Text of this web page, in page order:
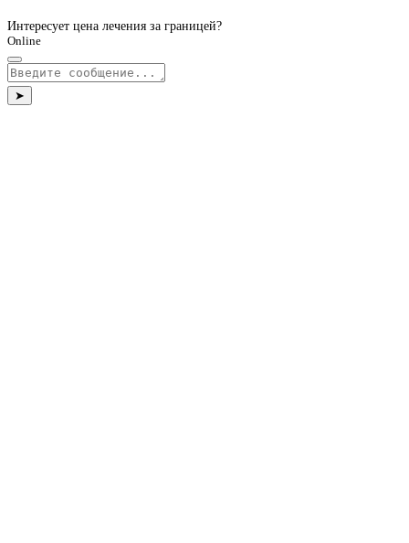
Интересует цена лечения за границей?
Online
➤